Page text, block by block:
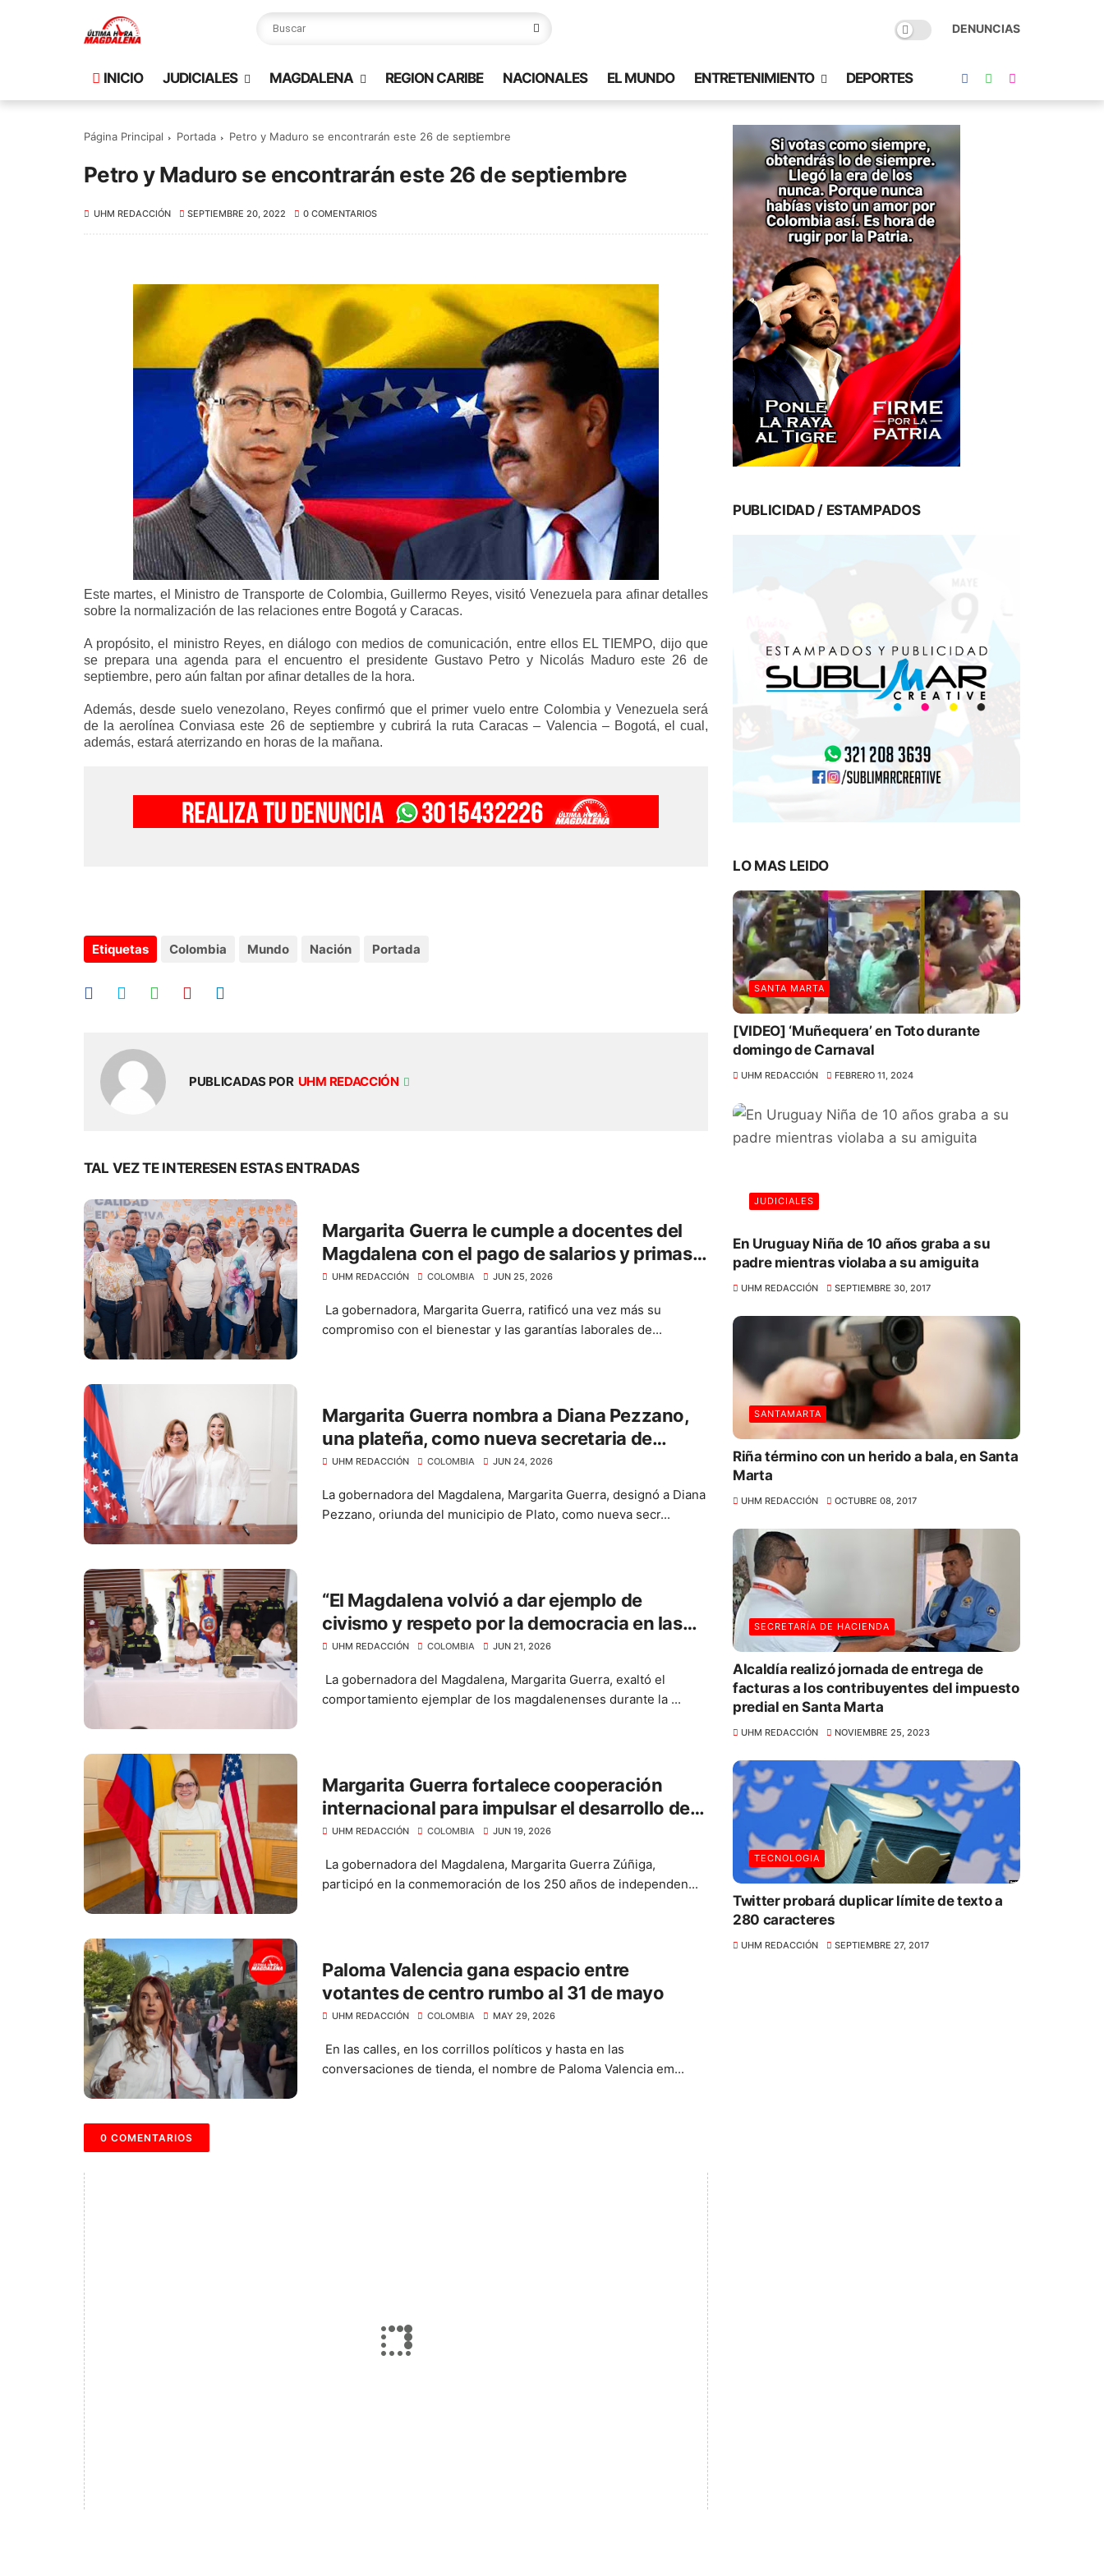
DENUNCIAS
INICIO JUDICIALES MAGDALENA REGION CARIBE NACIONALES EL MUNDO ENTRETENIMIENTO DEPORTES
Página Principal Portada Petro y Maduro se encontrarán este 26 de septiembre
Petro y Maduro se encontrarán este 26 de septiembre
UHM REDACCIÓN SEPTIEMBRE 20, 2022 0 COMENTARIOS
Este martes, el Ministro de Transporte de Colombia, Guillermo Reyes, visitó Venezuela para afinar detalles
sobre la normalización de las relaciones entre Bogotá y Caracas.
A propósito, el ministro Reyes, en diálogo con medios de comunicación, entre ellos EL TIEMPO, dijo que
se prepara una agenda para el encuentro el presidente Gustavo Petro y Nicolás Maduro este 26 de
septiembre, pero aún faltan por afinar detalles de la hora.
Además, desde suelo venezolano, Reyes confirmó que el primer vuelo entre Colombia y Venezuela será
de la aerolínea Conviasa este 26 de septiembre y cubrirá la ruta Caracas – Valencia – Bogotá, el cual,
además, estará aterrizando en horas de la mañana.
Etiquetas Colombia Mundo Nación Portada
PUBLICADAS POR UHM REDACCIÓN
TAL VEZ TE INTERESEN ESTAS ENTRADAS
Margarita Guerra le cumple a docentes del
Magdalena con el pago de salarios y primas
por más de $40.312 millones
UHM REDACCIÓN COLOMBIA JUN 25, 2026
La gobernadora, Margarita Guerra, ratificó una vez más su
compromiso con el bienestar y las garantías laborales de...
Margarita Guerra nombra a Diana Pezzano,
una plateña, como nueva secretaria de
Desarrollo Económico
UHM REDACCIÓN COLOMBIA JUN 24, 2026
La gobernadora del Magdalena, Margarita Guerra, designó a Diana
Pezzano, oriunda del municipio de Plato, como nueva secr...
“El Magdalena volvió a dar ejemplo de
civismo y respeto por la democracia en las
elecciones presidenciales”: Margarita Guerra
UHM REDACCIÓN COLOMBIA JUN 21, 2026
La gobernadora del Magdalena, Margarita Guerra, exaltó el
comportamiento ejemplar de los magdalenenses durante la ...
Margarita Guerra fortalece cooperación
internacional para impulsar el desarrollo del
Magdalena
UHM REDACCIÓN COLOMBIA JUN 19, 2026
La gobernadora del Magdalena, Margarita Guerra Zúñiga,
participó en la conmemoración de los 250 años de independen...
Paloma Valencia gana espacio entre
votantes de centro rumbo al 31 de mayo
UHM REDACCIÓN COLOMBIA MAY 29, 2026
En las calles, en los corrillos políticos y hasta en las
conversaciones de tienda, el nombre de Paloma Valencia em...
0 COMENTARIOS
PUBLICIDAD / ESTAMPADOS
LO MAS LEIDO
SANTA MARTA
[VIDEO] ‘Muñequera’ en Toto durante
domingo de Carnaval
UHM REDACCIÓN FEBRERO 11, 2024
JUDICIALES
En Uruguay Niña de 10 años graba a su
padre mientras violaba a su amiguita
UHM REDACCIÓN SEPTIEMBRE 30, 2017
SANTAMARTA
Riña término con un herido a bala, en Santa
Marta
UHM REDACCIÓN OCTUBRE 08, 2017
SECRETARÍA DE HACIENDA
Alcaldía realizó jornada de entrega de
facturas a los contribuyentes del impuesto
predial en Santa Marta
UHM REDACCIÓN NOVIEMBRE 25, 2023
TECNOLOGIA
Twitter probará duplicar límite de texto a
280 caracteres
UHM REDACCIÓN SEPTIEMBRE 27, 2017